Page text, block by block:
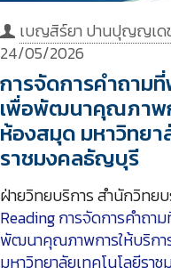
เบญสิร์ยา ปานปุญญเด
24/05/2026
การจัดการคำถาม
เพื่อพัฒนาคุณภาพ
ห้องสมุด มหาวิทยา
ราชมงคลธัญบุรี
ฝ่ายวิทยบริการ สำนักวิทย
Readingการจัดการคำถา
พัฒนาคุณภาพการให้บริก
มหาวิทยาลัยเทคโนโลยีรา